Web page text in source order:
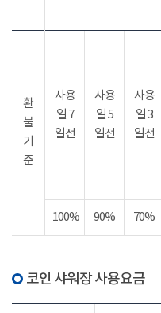
환
불
기
준
사용
일 7
일전
사용
일 5
일전
사용
일 3
일전
100% 90% 70%
코인 샤워장 사용요금